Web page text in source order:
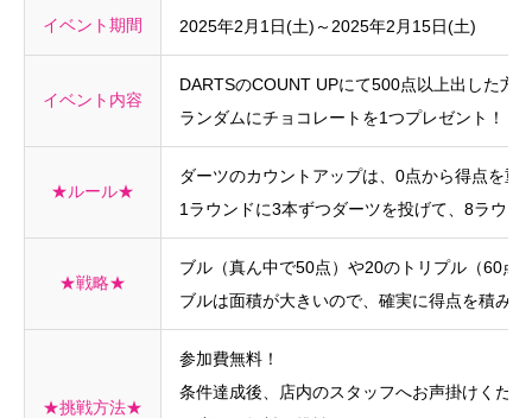
イベント期間 2025年2月1日(土)～2025年2月15日(土)
イベント内容
DARTSのCOUNT UPにて500点以上出した方へ
ランダムにチョコレートを1つプレゼント！
★ルール★
ダーツのカウントアップは、0点から得点を重
1ラウンドに3本ずつダーツを投げて、8ラウン
★戦略★
ブル（真ん中で50点）や20のトリプル（60点
ブルは面積が大きいので、確実に得点を積み
★挑戦方法★
参加費無料！
条件達成後、店内のスタッフへお声掛けくださ